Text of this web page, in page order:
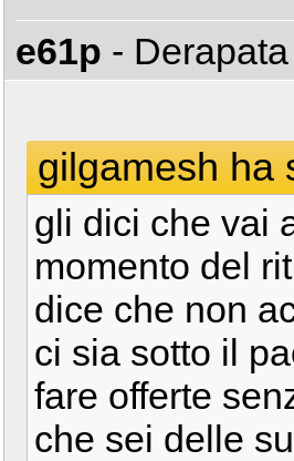
e61p - Derapata
gilgamesh ha
gli dici che vai
momento del
dice che non
ci sia sotto il
fare offerte
che sei delle